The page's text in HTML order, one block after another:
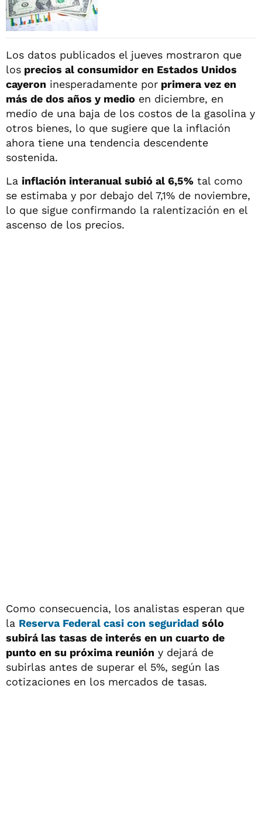
Los datos publicados el jueves mostraron que
los precios al consumidor en Estados Unidos
cayeron inesperadamente por primera vez en
más de dos años y medio en diciembre, en
medio de una baja de los costos de la gasolina y
otros bienes, lo que sugiere que la inflación
ahora tiene una tendencia descendente
sostenida.
La inflación interanual subió al 6,5% tal como
se estimaba y por debajo del 7,1% de noviembre,
lo que sigue confirmando la ralentización en el
ascenso de los precios.
Como consecuencia, los analistas esperan que
la Reserva Federal casi con seguridad sólo
subirá las tasas de interés en un cuarto de
punto en su próxima reunión y dejará de
subirlas antes de superar el 5%, según las
cotizaciones en los mercados de tasas.